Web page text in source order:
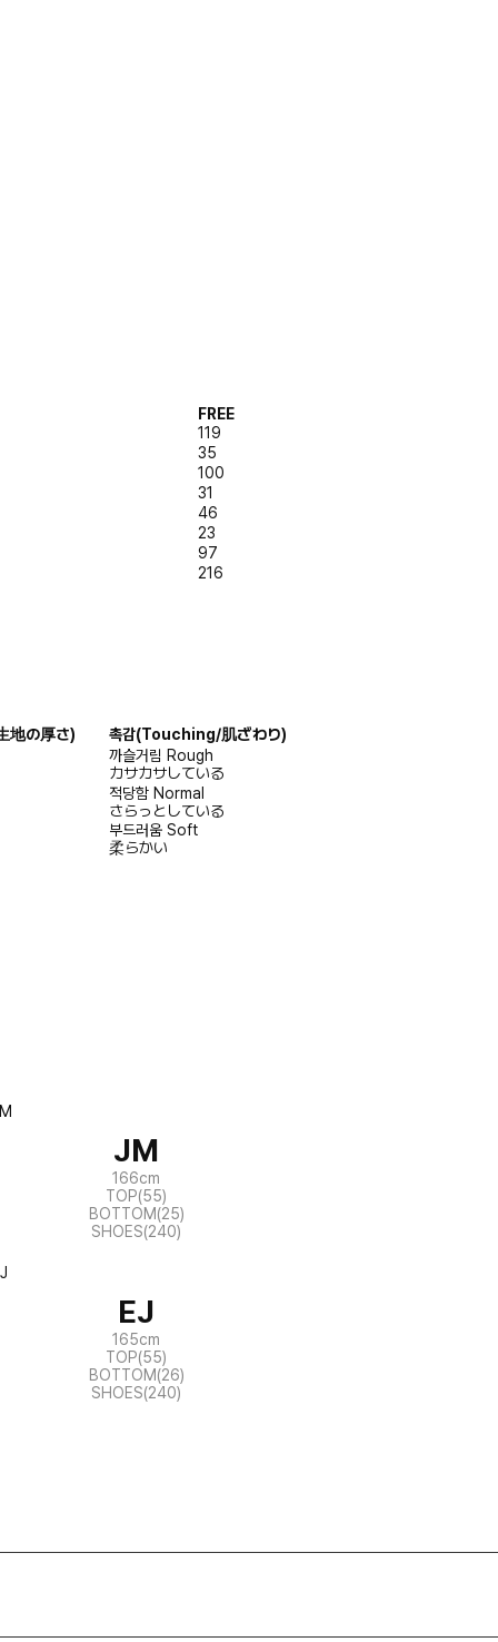
FREE
119
35
100
31
46
23
97
216
の厚さ) 촉감(Touching/肌ざわり)
까슬거림 Rough
カサカサしている
적당함 Normal
さらっとしている
부드러움 Soft
柔らかい
JM
166cm
TOP(55)
BOTTOM(25)
SHOES(240)
EJ
165cm
TOP(55)
BOTTOM(26)
SHOES(240)